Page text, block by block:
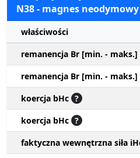
N38 - magnes
właściwości
remanencja Br [min. - maks.]
remanencja Br [min. - maks.]
koercja bHc ?
koercja bHc ?
faktyczna wewnętrzna siła